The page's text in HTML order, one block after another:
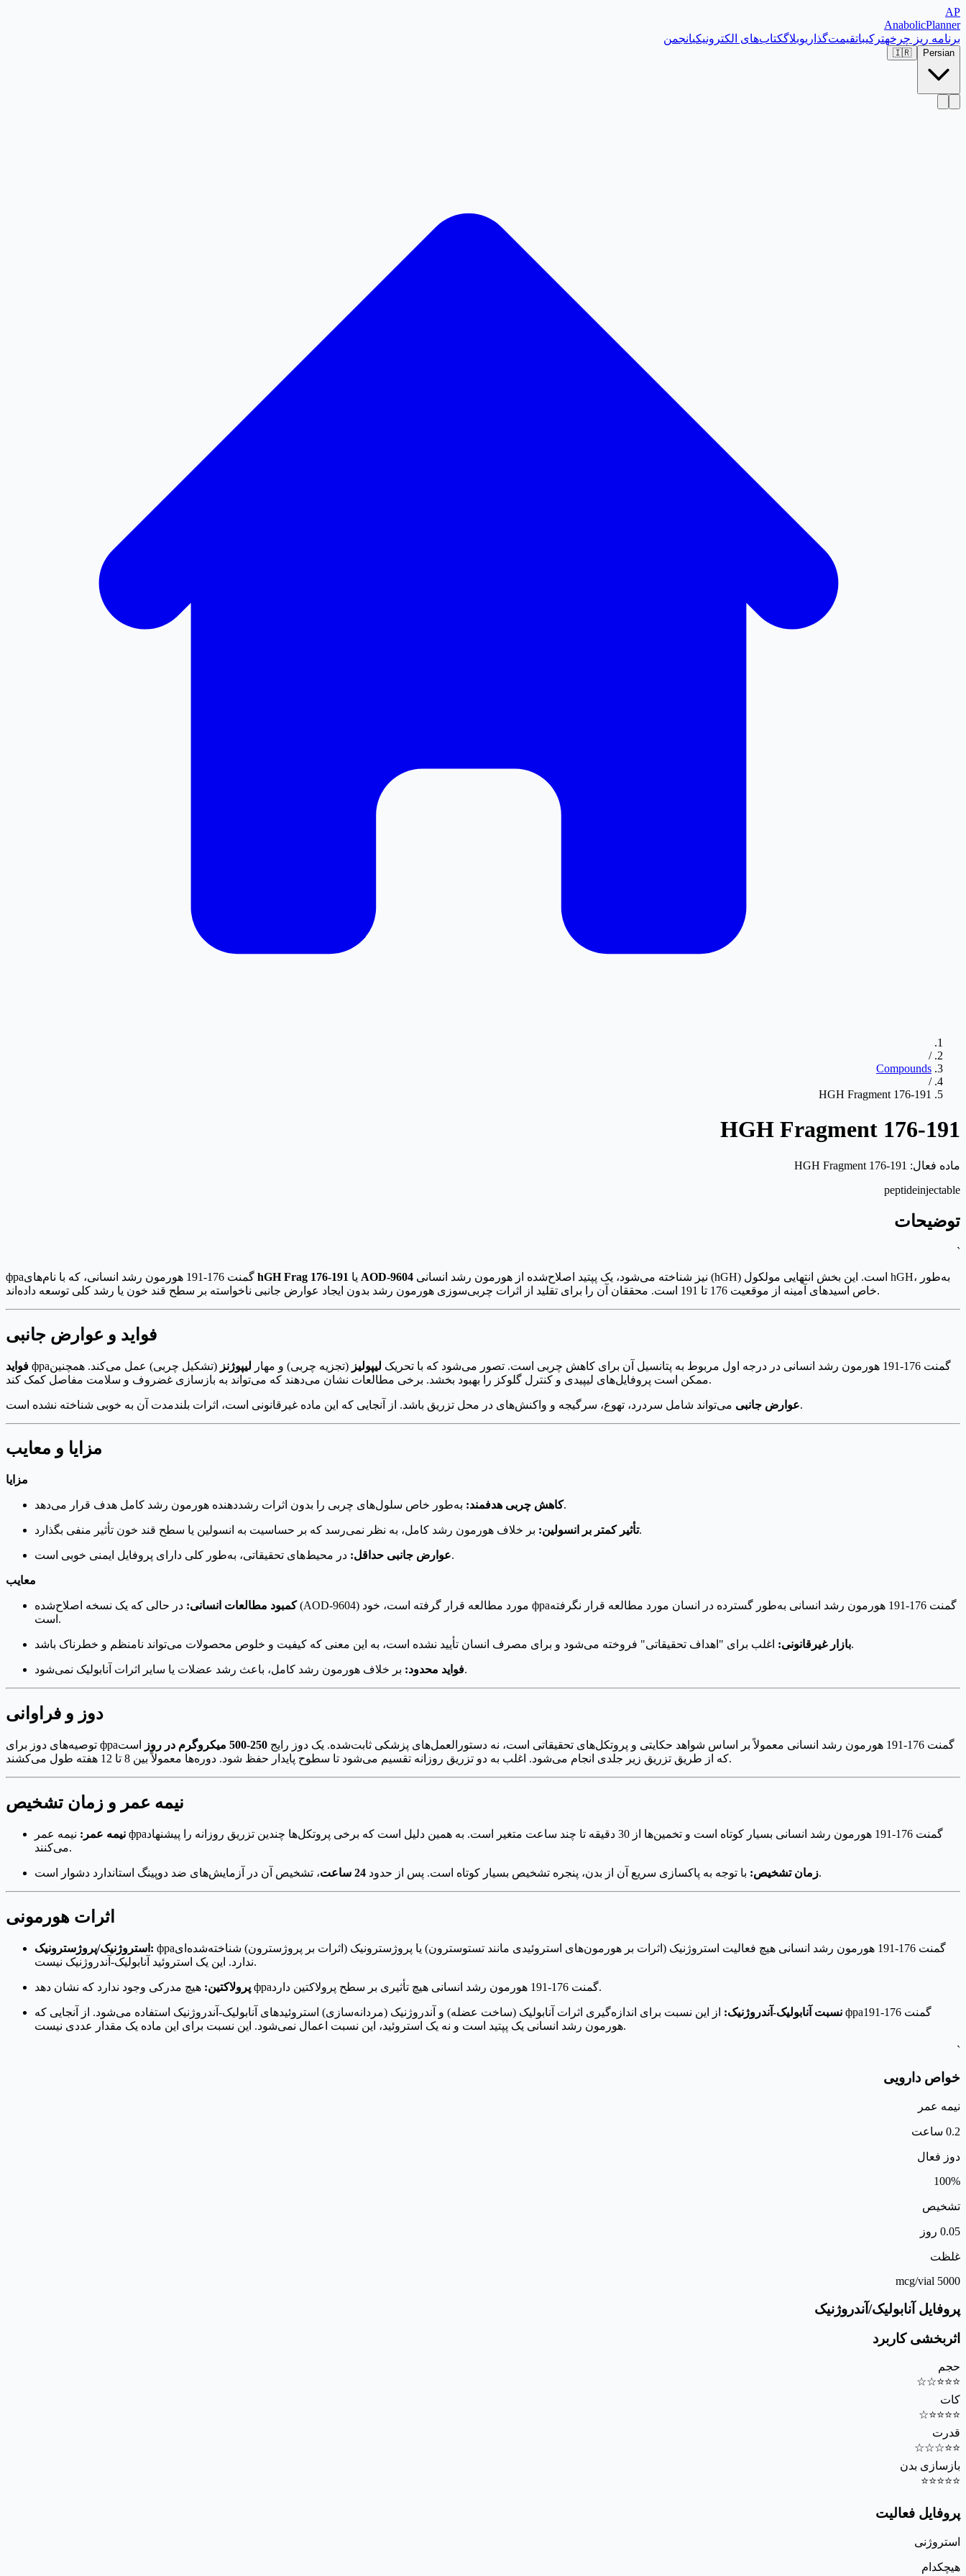
AP
AnabolicPlanner
برنامه ریز چرخهترکیباتقیمت‌گذاریوبلاگکتاب‌های الکترونیکیانجمن
Persian
🇮🇷
/
Compounds
/
HGH Fragment 176-191
HGH Fragment 176-191
ماده فعال: HGH Fragment 176-191
peptideinjectable
توضیحات
`
hGH Frag 176-191 AOD-9604
خاص اسیدهای آمینه از موقعیت 176 تا 191 است. محققان آن را برای تقلید از اثرات چربی‌سوزی هورمون رشد بدون ایجاد عوارض جانبی ناخواسته بر سطح قند خون یا رشد کلی توسعه داده‌اند.
فواید و عوارض جانبی
فواید фраگمنت 176-191 هورمون رشد انسانی در درجه اول مربوط به پتانسیل آن برای کاهش چربی است. تصور می‌شود که با تحریک لیپولیز (تجزیه چربی) و مهار لیپوژنز (تشکیل چربی) عمل می‌کند. همچنین
ممکن است پروفایل‌های لیپیدی و کنترل گلوکز را بهبود بخشد. برخی مطالعات نشان می‌دهند که می‌تواند به بازسازی غضروف و سلامت مفاصل کمک کند.
عوارض جانبیمی‌تواند شامل سردرد، تهوع، سرگیجه و واکنش‌های در محل تزریق باشد. از آنجایی که این ماده غیرقانونی است، اثرات بلندمدت آن به خوبی شناخته نشده است.
مزایا و معایب
مزایا
کاهش چربی هدفمند:به‌طور خاص سلول‌های چربی را بدون اثرات رشد‌دهنده هورمون رشد کامل هدف قرار می‌دهد.
تأثیر کمتر بر انسولین:بر خلاف هورمون رشد کامل، به نظر نمی‌رسد که بر حساسیت به انسولین یا سطح قند خون تأثیر منفی بگذارد.
عوارض جانبی حداقل:در محیط‌های تحقیقاتی، به‌طور کلی دارای پروفایل ایمنی خوبی است.
معایب
کمبود مطالعات انسانی: در حالی که یک نسخه اصلاح‌شده (AOD-9604) مورد مطالعه قرار گرفته است، خود фраگمنت 176-191 هورمون رشد انسانی به‌طور گسترده در انسان مورد مطالعه قرار نگرفته
است.
بازار غیرقانونی:اغلب برای "اهداف تحقیقاتی" فروخته می‌شود و برای مصرف انسان تأیید نشده است، به این معنی که کیفیت و خلوص محصولات می‌تواند نامنظم و خطرناک باشد.
فواید محدود:بر خلاف هورمون رشد کامل، باعث رشد عضلات یا سایر اثرات آنابولیک نمی‌شود.
دوز و فراوانی
توصیه‌های دوز برای фраگمنت 176-191 هورمون رشد انسانی معمولاً بر اساس شواهد حکایتی و پروتکل‌های تحقیقاتی است، نه دستورالعمل‌های پزشکی ثابت‌شده. یک دوز رایج 250-500 میکروگرم در روز
است
که از طریق تزریق زیر جلدی انجام می‌شود. اغلب به دو تزریق روزانه تقسیم می‌شود تا سطوح پایدار حفظ شود. دوره‌ها معمولاً بین 8 تا 12 هفته طول می‌کشند.
نیمه عمر و زمان تشخیص
نیمه عمر: نیمه عمر фраگمنت 176-191 هورمون رشد انسانی بسیار کوتاه است و تخمین‌ها از 30 دقیقه تا چند ساعت متغیر است. به همین دلیل است که برخی پروتکل‌ها چندین تزریق روزانه را پیشنهاد
می‌کنند.
زمان تشخیص: با توجه به پاکسازی سریع آن از بدن، پنجره تشخیص بسیار کوتاه است. پس از حدود 24 ساعت ، تشخیص آن در آزمایش‌های ضد دوپینگ استاندارد دشوار است.
اثرات هورمونی
استروژنیک/پروژسترونیک: фраگمنت 176-191 هورمون رشد انسانی هیچ فعالیت استروژنیک (اثرات بر هورمون‌های استروئیدی مانند تستوسترون) یا پروژسترونیک (اثرات بر پروژسترون) شناخته‌شده‌ای
ندارد. این یک استروئید آنابولیک-آندروژنیک نیست.
پرولاکتین: هیچ مدرکی وجود ندارد که نشان دهد фраگمنت 176-191 هورمون رشد انسانی هیچ تأثیری بر سطح پرولاکتین دارد.
نسبت آنابولیک-آندروژنیک: از این نسبت برای اندازه‌گیری اثرات آنابولیک (ساخت عضله) و آندروژنیک (مردانه‌سازی) استروئیدهای آنابولیک-آندروژنیک استفاده می‌شود. از آنجایی که фраگمنت 176-191
هورمون رشد انسانی یک پپتید است و نه یک استروئید، این نسبت اعمال نمی‌شود. این نسبت برای این ماده یک مقدار عددی نیست.
`
خواص دارویی
نیمه عمر
0.2 ساعت
دوز فعال
100%
تشخیص
0.05 روز
غلظت
5000 mcg/vial
پروفایل آنابولیک/آندروژنیک
اثربخشی کاربرد
حجم
⭐
⭐
⭐
☆
☆
کات
⭐
⭐
⭐
⭐
☆
قدرت
⭐
⭐
☆
☆
☆
بازسازی بدن
⭐
⭐
⭐
⭐
⭐
پروفایل فعالیت
استروژنی
هیچکدام